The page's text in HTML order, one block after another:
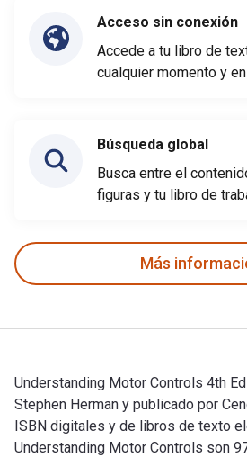
Acceso sin conexión
Accede a tu libro de
cualquier momento y
Búsqueda global
Busca entre el
figuras y tu libro de
Más
Understanding Motor Controls 4th
Stephen Herman y publicado por
ISBN digitales y de libros de texto
Understanding Motor Controls son